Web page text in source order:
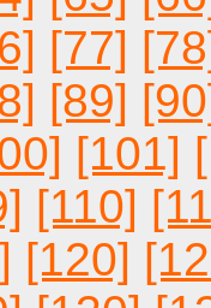
[77]
[89]
[101]
[110]
[120]